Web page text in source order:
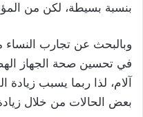
بنسبة بسيطة، لكن من
وبالبحث عن تجارب
في تحسين صحة الجهاز
آلام، لذا ربما يسبب
بعض الحالات من خلال